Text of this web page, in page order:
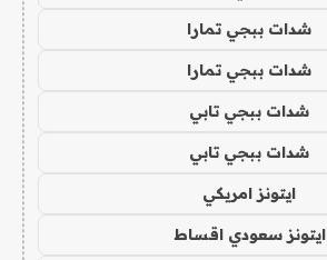
شدات ببجي تمارا
شدات ببجي تمارا
شدات ببجي تابي
شدات ببجي تابي
ايتونز امريكي
ايتونز سعودي اقساط